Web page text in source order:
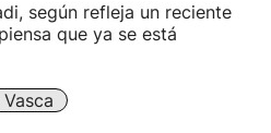
según refleja un reciente
que ya se está